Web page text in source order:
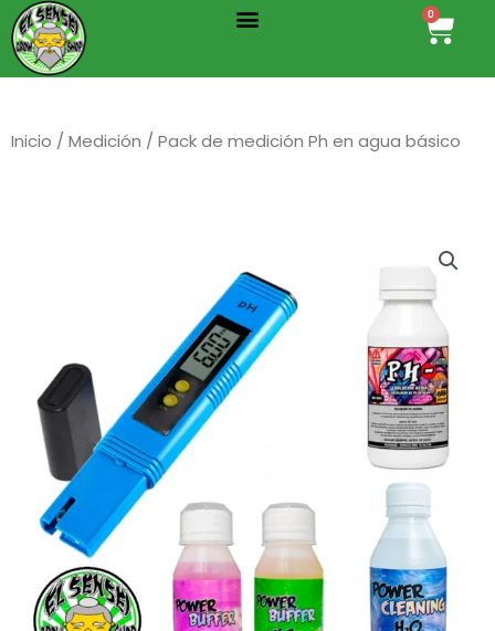
al
contenido
Menu 0
Cart
Inicio / Medición / Pack de medición Ph en agua básico